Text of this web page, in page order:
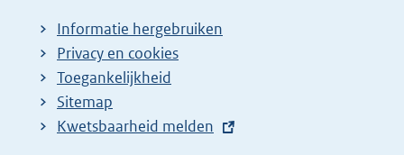
Informatie hergebruiken
Privacy en cookies
Toegankelijkheid
Sitemap
E
Kwetsbaarheid melden